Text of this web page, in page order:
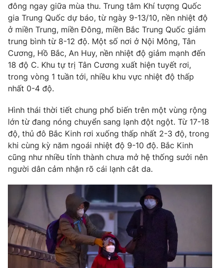
Góc doanh nghiệp
Truyền hình
Phim VTV
Hậu trường
Nhân vật
Khán giả
Giải sao mai
Giải trí
Điện ảnh
Âm nhạc
Đời sống
Du lịch
Làm đẹp
Chất lượng cuộc sống
Giáo dục
Tuyển sinh
Học trực tuyến
Công nghệ
Hitech Công nghệ tương lai
Sản phẩm
Tư vấn
Giao lưu trực tuyến
Chuyên mục khác
Emagazine Podcast
Photo Infographic
đông ngay giữa mùa thu. Trung tâm Khí tượng Quốc
gia Trung Quốc dự báo, từ ngày 9-13/10, nền nhiệt độ
ở miền Trung, miền Đông, miền Bắc Trung Quốc giảm
trung bình từ 8-12 độ. Một số nơi ở Nội Mông, Tân
Cương, Hồ Bắc, An Huy, nền nhiệt độ giảm mạnh đến
18 độ C. Khu tự trị Tân Cương xuất hiện tuyết rơi,
trong vòng 1 tuần tới, nhiều khu vực nhiệt độ thấp
nhất 0-4 độ.
Hình thái thời tiết chung phổ biến trên một vùng rộng
lớn từ đang nóng chuyển sang lạnh đột ngột. Từ 17-18
độ, thủ đô Bắc Kinh rơi xuống thấp nhất 2-3 độ, trong
khi cùng kỳ năm ngoái nhiệt độ 9-10 độ. Bắc Kinh
cũng như nhiều tỉnh thành chưa mở hệ thống sưởi nên
người dân cảm nhận rõ cái lạnh cắt da.